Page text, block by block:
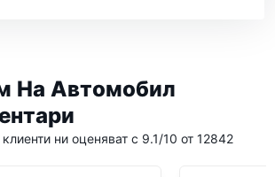
На Автомобил
ни оценяват с 9.1/10 от 12842